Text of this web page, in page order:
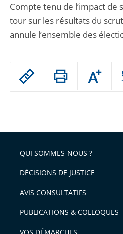
Passer
arriver
après
ou
l'article
pour
avant
Compte tenu de l’impact de
tour sur les résultats du
annule l’ensemble des
QUI SOMMES-NOUS ?
DÉCISIONS DE JUSTICE
AVIS CONSULTATIFS
PUBLICATIONS & COLLOQUES
VOS DÉMARCHES